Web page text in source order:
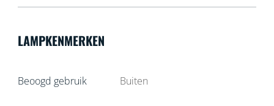
LAMPKENMERKEN
Beoogd gebruik Buiten